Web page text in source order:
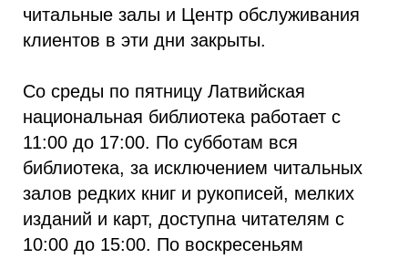
читальные залы и Центр обслуживания
клиентов в эти дни закрыты.
Со среды по пятницу Латвийская
национальная библиотека работает с
11:00 до 17:00. По субботам вся
библиотека, за исключением читальных
залов редких книг и рукописей, мелких
изданий и карт, доступна читателям с
10:00 до 15:00. По воскресеньям